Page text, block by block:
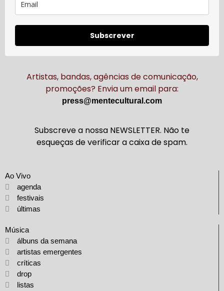
Subscrever
Artistas, bandas, agências de comunicação,
promoções? Envia um email para:
press@mentecultural.com
Subscreve a nossa NEWSLETTER. Não te
esqueças de verificar a caixa de spam.
Ao Vivo
agenda
festivais
últimas
Música
álbuns da semana
artistas emergentes
críticas
drop
listas